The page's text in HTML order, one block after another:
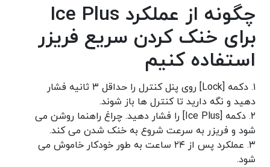
چگونه از عملکرد Ice Plus
برای خنک کردن سریع فریزر
استفاده کنیم
۱. دکمه [Lock] روی پنل کنترل را حداقل ۳ ثانیه فشار
دهید و نگه دارید تا کنترل ها باز شوند.
۲. دکمه [Ice Plus] را فشار دهید. چراغ راهنما روشن می
شود و فریزر به سرعت شروع به خنک شدن می کند.
۳. عملکرد پس از ۲۴ ساعت به طور خودکار خاموش می
شود.